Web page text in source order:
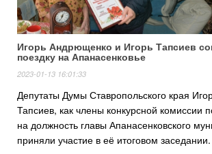
Игорь Андрющенко и Игорь Тапсиев
поездку на Апанасенковье
2023-01-13 16:01:33
Депутаты Думы Ставропольского края
Тапсиев, как члены конкурсной комиссии
на должность главы Апанасенковского
приняли участие в её итоговом заседании.